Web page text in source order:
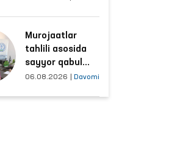
yo‘lga qo‘yildi
Murojaatlar
tahlili asosida
sayyor qabul
o‘tkaziladigan
06.08.2026 Davomi